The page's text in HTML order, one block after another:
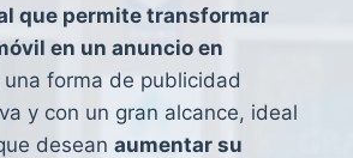
que permite transformar
en un anuncio en
una forma de publicidad
y con un gran alcance, ideal
desean aumentar su